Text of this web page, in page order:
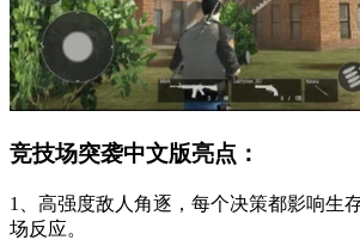
竞技场突袭中文版亮点：
1、高强度敌人角逐，每个决策都影响生
场反应。